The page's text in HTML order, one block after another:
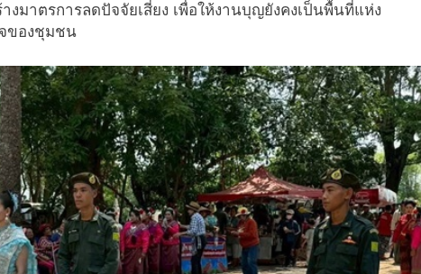
มาตรการลดปัจจัยเสี่ยง เพื่อให้งานบุญยังคงเป็นพื้นที่แห่ง
ของชุมชน